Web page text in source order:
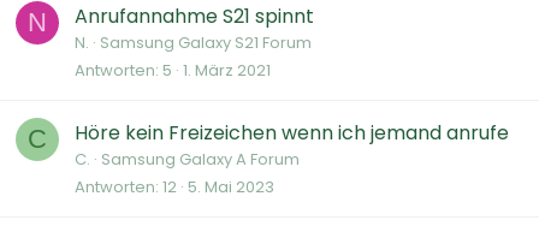
N Anrufannahme S21 spinnt
N. Samsung Galaxy S21 Forum
Antworten 5 1. März 2021
C Höre kein Freizeichen wenn ich jemand anrufe
C. Samsung Galaxy A Forum
Antworten 12 5. Mai 2023